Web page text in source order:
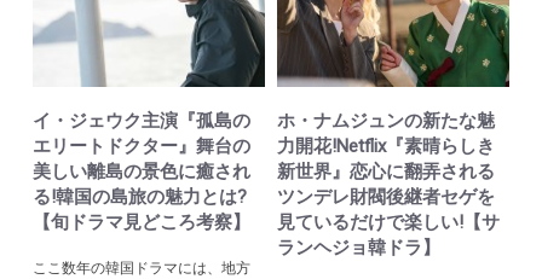
イ・ジェウク主演『孤島の
エリートドクター』舞台の
美しい離島の景色に癒され
る!韓国の島旅の魅力とは?
【旬ドラマ見どころ考察】
ここ数年の韓国ドラマには、地方
ホ・ナムジュンの新たな魅
力開花!Netflix『素晴らしき
新世界』恋心に翻弄される
ツンデレ財閥後継者セゲを
見ているだけで楽しい!【サ
ランヘジョ韓ドラ】